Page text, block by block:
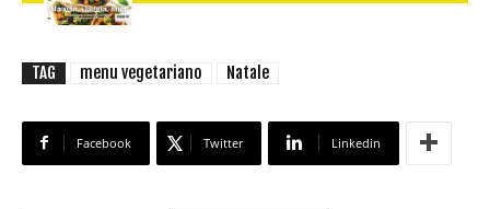
TAG menu vegetariano Natale
Facebook Twitter Linkedin